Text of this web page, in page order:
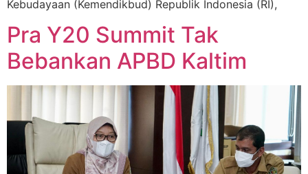
Kebudayaan (Kemendikbud) Republik Indonesia (RI),
Pra Y20 Summit Tak
Bebankan APBD Kaltim